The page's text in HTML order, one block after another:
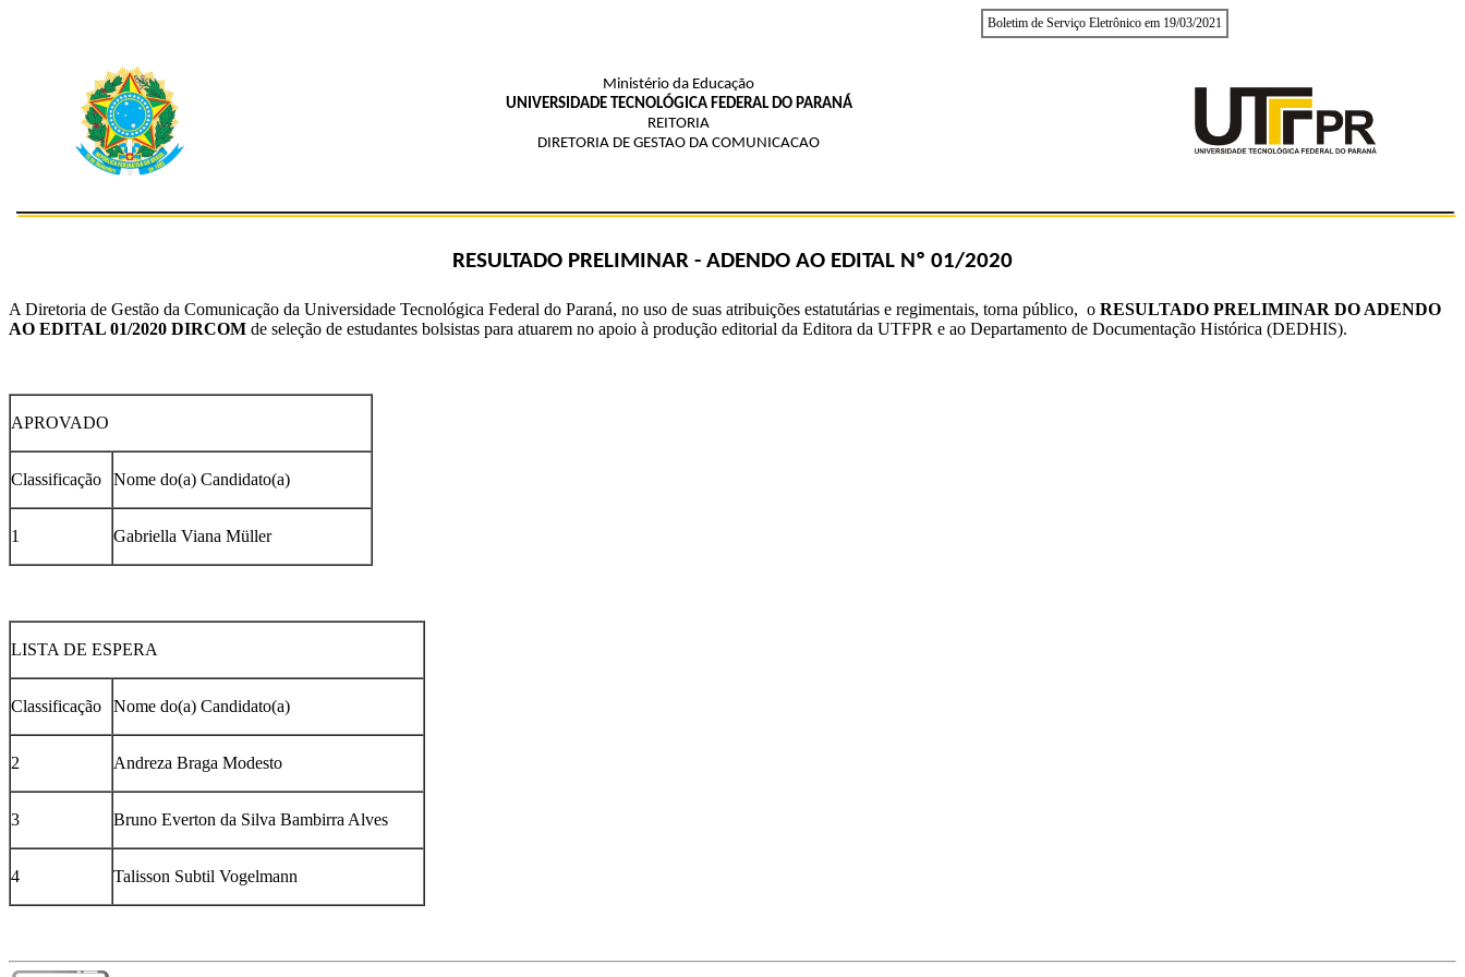
Boletim de Serviço Eletrônico em 19/03/2021
Ministério da Educação
UNIVERSIDADE TECNOLÓGICA FEDERAL DO PARANÁ
REITORIA
DIRETORIA DE GESTAO DA COMUNICACAO
RESULTADO PRELIMINAR - ADENDO AO EDITAL Nº 01/2020
A Diretoria de Gestão da Comunicação da Universidade Tecnológica Federal do Paraná, no uso de suas atribuições estatutárias e regimentais, torna público, o RESULTADO PRELIMINAR DO ADENDO
AO EDITAL 01/2020 DIRCOM de seleção de estudantes bolsistas para atuarem no apoio à produção editorial da Editora da UTFPR e ao Departamento de Documentação Histórica (DEDHIS).
APROVADO
Classificação Nome do(a) Candidato(a)
1 Gabriella Viana Müller
LISTA DE ESPERA
Classificação Nome do(a) Candidato(a)
2 Andreza Braga Modesto
3 Bruno Everton da Silva Bambirra Alves
4 Talisson Subtil Vogelmann